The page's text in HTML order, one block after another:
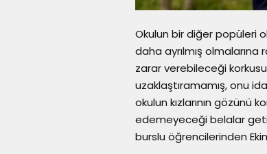
Okulun bir diğer popüleri
daha ayrılmış
zarar verebileceği
uzaklaştıramamış, onu
okulun kızlarının gözünü
edemeyeceği belalar
burslu öğrencilerinden